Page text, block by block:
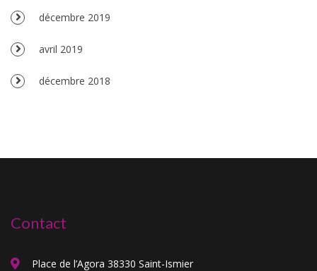
décembre 2019
avril 2019
décembre 2018
Contact
Place de l’Agora 38330 Saint-Ismier